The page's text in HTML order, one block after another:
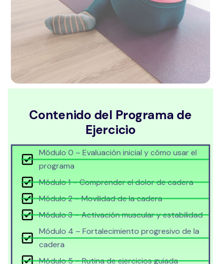
Contenido del Programa de
Ejercicio
Módulo 0 – Evaluación inicial y cómo usar el
programa
Módulo 1 – Comprender el dolor de cadera
Módulo 2 – Movilidad de la cadera
Módulo 3 – Activación muscular y estabilidad
Módulo 4 – Fortalecimiento progresivo de la
cadera
Módulo 5 – Rutina de ejercicios guiada